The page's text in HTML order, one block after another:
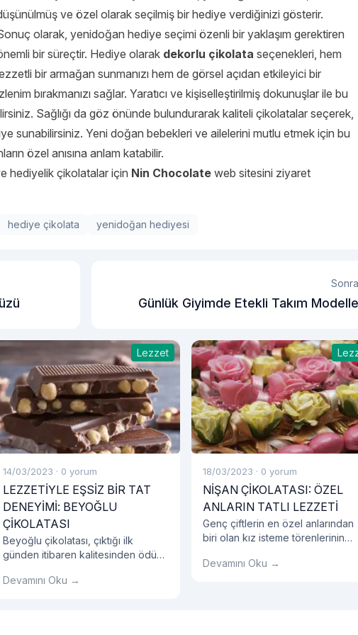
ve özel olarak seçilmiş bir hediye verdiğinizi gösterir.
olarak, yenidoğan hediye seçimi özenli bir yaklaşım gerektiren
bir süreçtir. Hediye olarak dekorlu çikolata seçenekleri, hem
bir armağan sunmanızı hem de görsel açıdan etkileyici bir
bırakmanızı sağlar. Yaratıcı ve kişiselleştirilmiş dokunuşlar ile bu
Sağlığı da göz önünde bulundurarak kaliteli çikolatalar seçerek,
sunabilirsiniz. Yeni doğan bebekleri ve ailelerini mutlu etmek için bu
özel anısına anlam katabilir.
hediyelik çikolatalar için Nin Chocolate web sitesini ziyaret
hediye çikolata yenidoğan hediyesi
Günlük Giyimde Etekli Takım
Lezzet
14/03/2023 · 0 yorum
LEZZETİYLE EŞSİZ BİR TAT
DENEYİMİ: BEYOĞLU
ÇİKOLATASI
Beyoğlu çikolatası, çıktığı ilk
günden itibaren kalitesinden ödün
sürdürüyor.
Devamını Oku →
18/03/2023 · 0 yorum
NİŞAN ÇİKOLATASI: ÖZEL
ANLARIN TATLI LEZZETİ
Genç çiftlerin en özel anlarından
biri olan kız isteme törenlerinin
kız isteme çikolatası olarak kabul
Devamını Oku →